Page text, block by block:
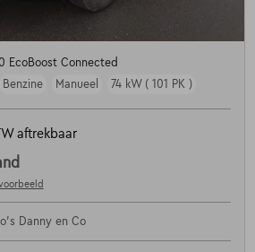
EcoBoost Connected
Benzine Manueel 74 kW ( 101 PK )
aftrekbaar
Danny en Co